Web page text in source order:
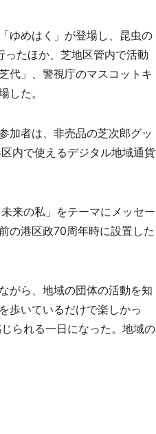
ゆめはく」が登場し、昆虫の
たほか、芝地区管内で活動
代」、警視庁のマスコットキ
した。
加者は、非売品の芝次郎グッ
内で使えるデジタル地域通貨
来の私」をテーマにメッセー
の港区政70周年時に設置した
がら、地域の団体の活動を知
歩いているだけで楽しかっ
られる一日になった。地域の